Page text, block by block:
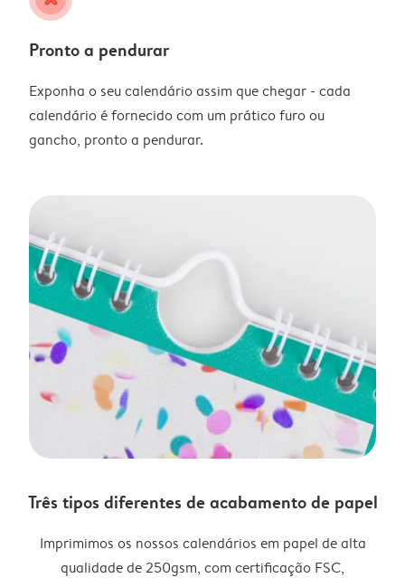
Pronto a pendurar
Exponha o seu calendário assim que chegar - cada
calendário é fornecido com um prático furo ou
gancho, pronto a pendurar.
Três tipos diferentes de acabamento de papel
Imprimimos os nossos calendários em papel de alta
qualidade de 250gsm, com certificação FSC,